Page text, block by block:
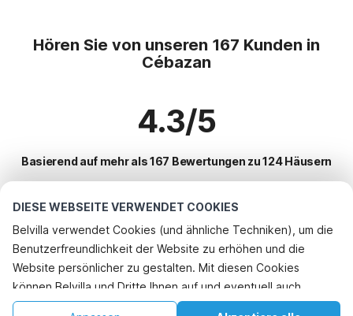
DIESE WEBSEITE VERWENDET COOKIES
Belvilla verwendet Cookies (und ähnliche Techniken), um die
Benutzerfreundlichkeit der Website zu erhöhen und die
Website persönlicher zu gestalten. Mit diesen Cookies
können Belvilla und Dritte Ihnen auf und eventuell auch
außerhalb unserer Website folgen, um Werbung Ihren
Hören Sie von unseren 167 Kunden in
Cébazan
4.3/5
Basierend auf mehr als 167 Bewertungen zu 124 Häusern
Beliebteste Reiseziele für Urlaub
Top-Städte mit Top-Annehmlichkeiten für den Urlaub
Ferienwohnungen arques
Kinderfreundliche Ferienunterkünfte fleury
Beliebte Ausstattungen für Urlaub in Cebazan
Kinderfreundliche Ferienunterkünfte